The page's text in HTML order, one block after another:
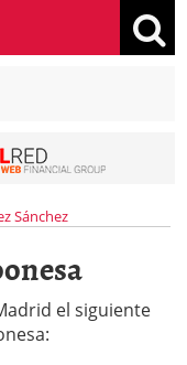
Sánchez
el siguiente